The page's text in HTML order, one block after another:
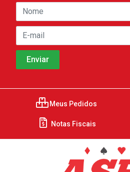
Meus Pedidos
Notas Fiscais